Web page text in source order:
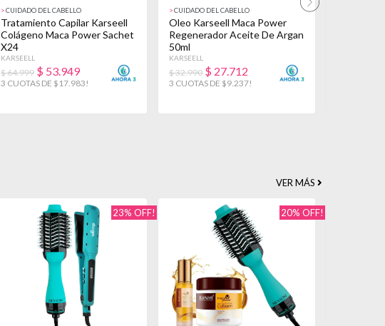
>CUIDADO DEL CABELLO
Tratamiento Capilar Karseell
Colágeno Maca Power Sachet
X24
KARSEELL
$ 64.999 $ 53.949
3 CUOTAS DE $17.983!
>CUIDADO DEL CABELLO
Oleo Karseell Maca Power
Regenerador Aceite De Argan
50ml
KARSEELL
$ 32.990 $ 27.712
3 CUOTAS DE $9.237!
VER MÁS
23% OFF! 20% OFF!